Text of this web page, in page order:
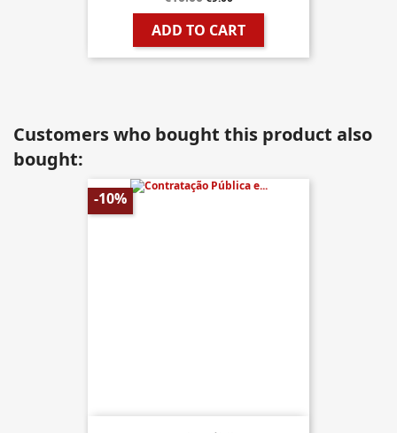
ADD TO CART
Customers who bought this product also
bought:
-10%